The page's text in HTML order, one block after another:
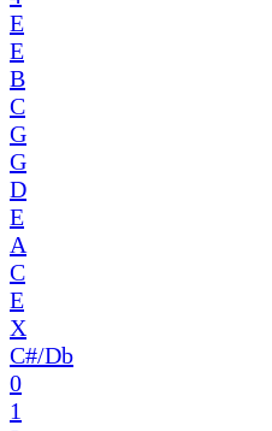
E
E
B
C
G
G
D
E
A
C
E
X
C#/Db
0
1